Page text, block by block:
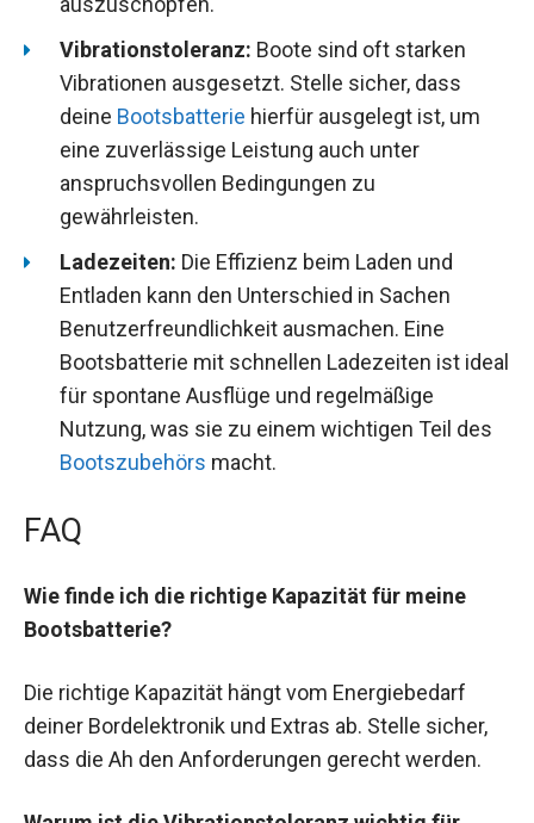
Vibrationstoleranz: Boote sind oft starken
Vibrationen ausgesetzt. Stelle sicher, dass
deine Bootsbatterie hierfür ausgelegt ist, um
eine zuverlässige Leistung auch unter
anspruchsvollen Bedingungen zu
gewährleisten.
Ladezeiten: Die Effizienz beim Laden und
Entladen kann den Unterschied in Sachen
Benutzerfreundlichkeit ausmachen. Eine
Bootsbatterie mit schnellen Ladezeiten ist ideal
für spontane Ausflüge und regelmäßige
Nutzung, was sie zu einem wichtigen Teil des
Bootszubehörs macht.
FAQ
Wie finde ich die richtige Kapazität für meine
Bootsbatterie?
Die richtige Kapazität hängt vom Energiebedarf
deiner Bordelektronik und Extras ab. Stelle sicher,
dass die Ah den Anforderungen gerecht werden.